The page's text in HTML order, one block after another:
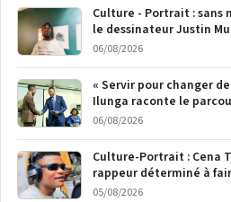
Culture - Portrait :
le dessinateur Justin
poser son crayon
06/08/2026
« Servir pour changer
Ilunga raconte le
national Jethro Muyombi
06/08/2026
Culture-Portrait : Cena
rappeur déterminé à
Bunia
05/08/2026